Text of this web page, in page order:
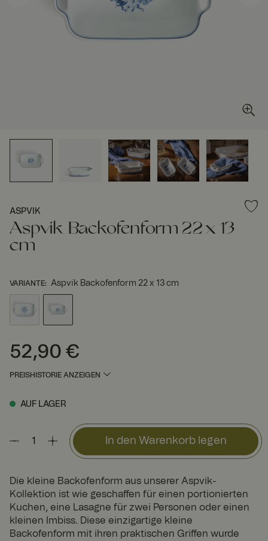
ASPVIK
Aspvik Backofenform 22 x 13
cm
VARIANTE: Aspvik Backofenform 22 x 13 cm
Preis 52,90 €
52,90 €
PREISHISTORIE ANZEIGEN
AUF LAGER
In den Warenkorb legen
Die kleine Backofenform aus unserer Aspvik-
Kollektion ist wie geschaffen für einen portionierten
Kuchen, eine Lasagne für zwei Personen oder einen
kleinen Imbiss. Diese einzigartige kleine
Backofenform mit ihren praktischen Griffen wurde